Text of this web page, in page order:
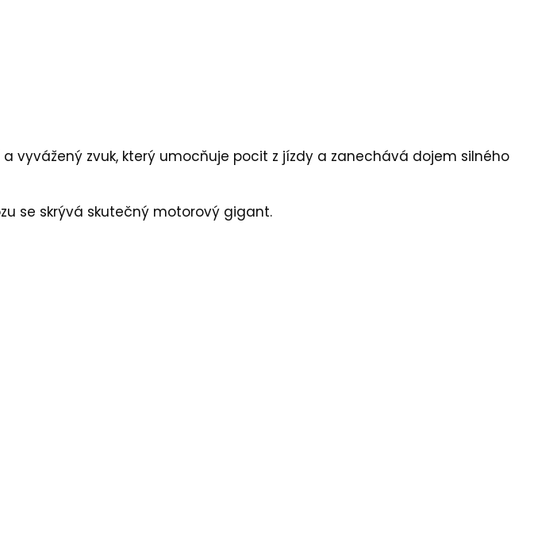
vyvážený zvuk, který umocňuje pocit z jízdy a zanechává dojem silného
se skrývá skutečný motorový gigant.